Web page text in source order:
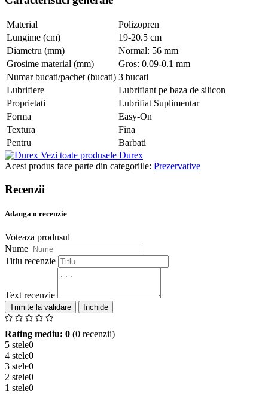
Material
Polizopren
Lungime (cm)
19-20.5 cm
Diametru (mm)
Normal: 56 mm
Grosime material (mm)
Gros: 0.09-0.1 mm
Numar bucati/pachet (bucati) 3 bucati
Lubrifiere
Lubrifiant pe baza de silicon
Proprietati
Lubrifiat Suplimentar
Forma
Easy-On
Textura
Fina
Pentru
Barbati
Vezi toate produsele Durex
Acest produs face parte din categoriile: Prezervative
Recenzii
Adauga o recenzie
Voteaza produsul
Nume
Titlu recenzie
Text recenzie
Inchide
Rating mediu: 0 (0 recenzii)
5 stele0
4 stele0
3 stele0
2 stele0
1 stele0